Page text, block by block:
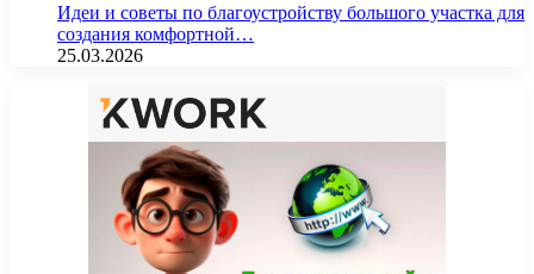
Идеи и советы по благоустройству большого участка для
создания комфортной…
25.03.2026